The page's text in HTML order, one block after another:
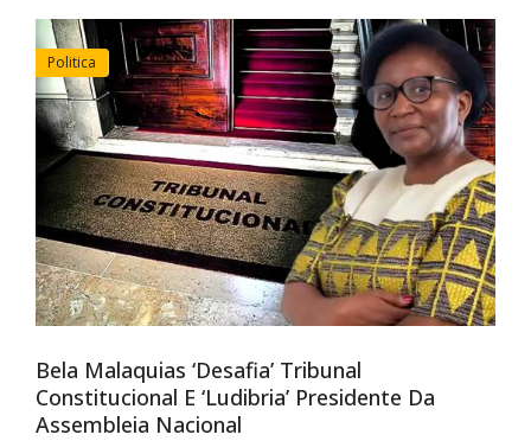
Politica
Bela Malaquias ‘desafia’ Tribunal
Constitucional E ‘ludibria’ Presidente Da
Assembleia Nacional